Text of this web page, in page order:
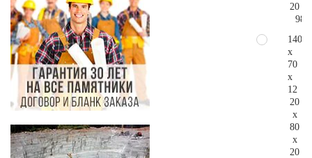
20
140
x
70
x
12
20
x
80
x
20